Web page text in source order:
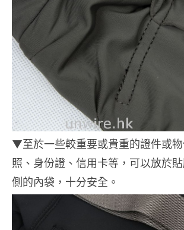
▼至於一些較重要或貴重的證件或
照、身份證、信用卡等，可以放於
側的內袋，十分安全。